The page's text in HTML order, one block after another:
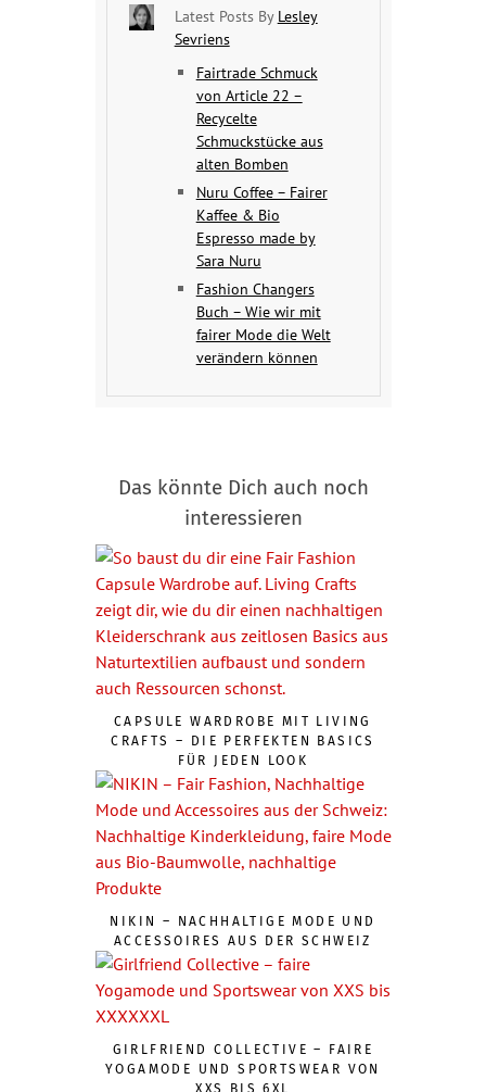
Latest Posts By Lesley
Sevriens
Fairtrade Schmuck
von Article 22 –
Recycelte
Schmuckstücke aus
alten Bomben
Nuru Coffee – Fairer
Kaffee & Bio
Espresso made by
Sara Nuru
Fashion Changers
Buch – Wie wir mit
fairer Mode die Welt
verändern können
Das könnte Dich auch noch
interessieren
CAPSULE WARDROBE MIT LIVING
CRAFTS – DIE PERFEKTEN BASICS
FÜR JEDEN LOOK
NIKIN – NACHHALTIGE MODE UND
ACCESSOIRES AUS DER SCHWEIZ
GIRLFRIEND COLLECTIVE – FAIRE
YOGAMODE UND SPORTSWEAR VON